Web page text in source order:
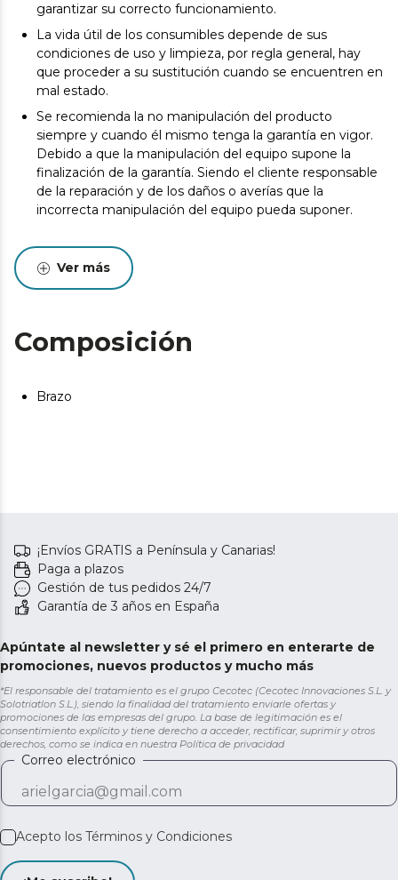
garantizar su correcto funcionamiento.
La vida útil de los consumibles depende de sus
condiciones de uso y limpieza, por regla general, hay
que proceder a su sustitución cuando se encuentren en
mal estado.
Se recomienda la no manipulación del producto
siempre y cuando él mismo tenga la garantía en vigor.
Debido a que la manipulación del equipo supone la
finalización de la garantía. Siendo el cliente responsable
de la reparación y de los daños o averías que la
incorrecta manipulación del equipo pueda suponer.
Ver más
Composición
Brazo
¡Envíos GRATIS a Península y Canarias!
Paga a plazos
Gestión de tus pedidos 24/7
Garantía de 3 años en España
Apúntate al newsletter y sé el primero en enterarte de
promociones, nuevos productos y mucho más
*El responsable del tratamiento es el grupo Cecotec (Cecotec Innovaciones S.L. y
Solotriatlon S.L.), siendo la finalidad del tratamiento enviarle ofertas y
promociones de las empresas del grupo. La base de legitimación es el
consentimiento explícito y tiene derecho a acceder, rectificar, suprimir y otros
derechos, como se indica en nuestra Política de privacidad
Correo electrónico
Acepto los Términos y Condiciones